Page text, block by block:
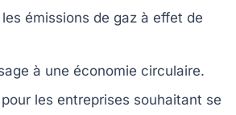
émissions de gaz à effet de
à une économie circulaire.
les entreprises souhaitant se